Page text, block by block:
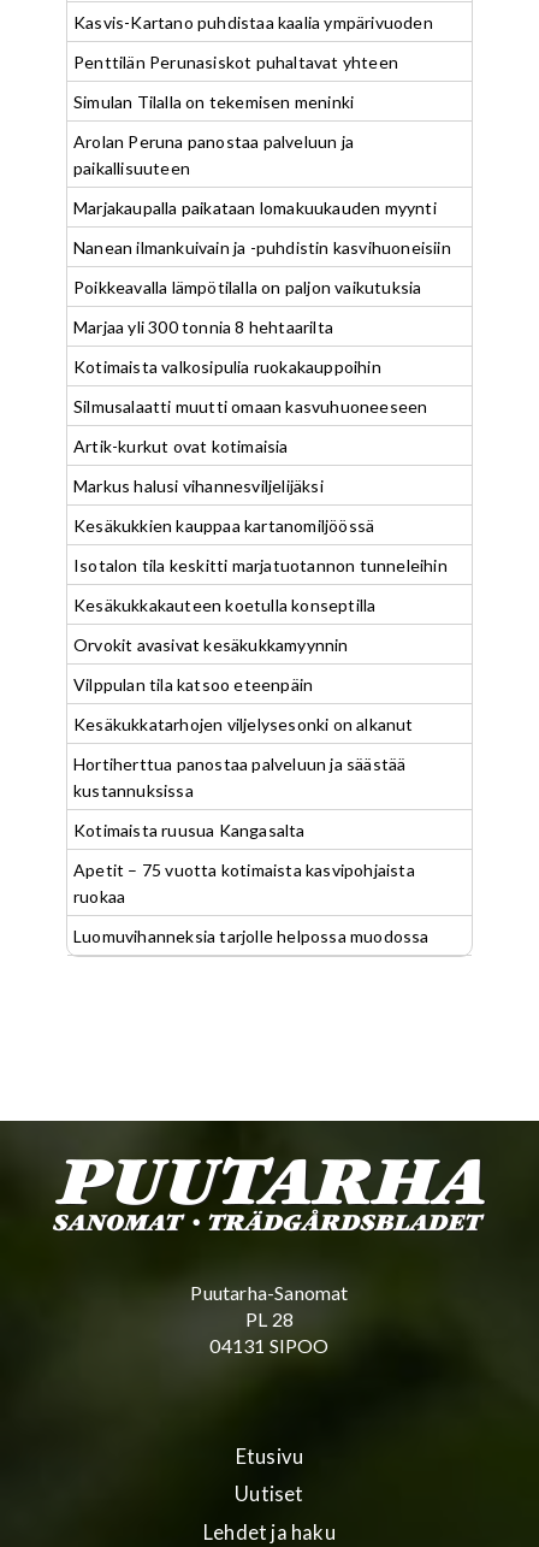
Kasvis-Kartano puhdistaa kaalia ympärivuoden
Penttilän Perunasiskot puhaltavat yhteen
Simulan Tilalla on tekemisen meninki
Arolan Peruna panostaa palveluun ja
paikallisuuteen
Marjakaupalla paikataan lomakuukauden myynti
Nanean ilmankuivain ja -puhdistin kasvihuoneisiin
Poikkeavalla lämpötilalla on paljon vaikutuksia
Marjaa yli 300 tonnia 8 hehtaarilta
Kotimaista valkosipulia ruokakauppoihin
Silmusalaatti muutti omaan kasvuhuoneeseen
Artik-kurkut ovat kotimaisia
Markus halusi vihannesviljelijäksi
Kesäkukkien kauppaa kartanomiljöössä
Isotalon tila keskitti marjatuotannon tunneleihin
Kesäkukkakauteen koetulla konseptilla
Orvokit avasivat kesäkukkamyynnin
Vilppulan tila katsoo eteenpäin
Kesäkukkatarhojen viljelysesonki on alkanut
Hortiherttua panostaa palveluun ja säästää
kustannuksissa
Kotimaista ruusua Kangasalta
Apetit – 75 vuotta kotimaista kasvipohjaista
ruokaa
Luomuvihanneksia tarjolle helpossa muodossa
Puutarha-Sanomat
PL 28
04131 SIPOO
Etusivu
Uutiset
Lehdet ja haku